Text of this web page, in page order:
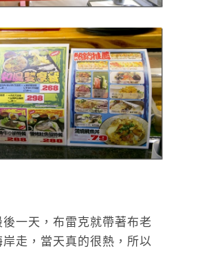
一天，布雷克就帶著布老
走，當天真的很熱，所以